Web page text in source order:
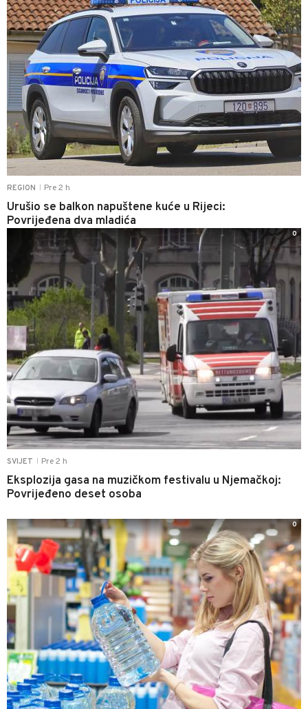
REGION Pre 2 h
Urušio se balkon napuštene kuće u Rijeci:
Povrijeđena dva mladića
SVIJET Pre 2 h
Eksplozija gasa na muzičkom festivalu u Njemačkoj:
Povrijeđeno deset osoba
0
0